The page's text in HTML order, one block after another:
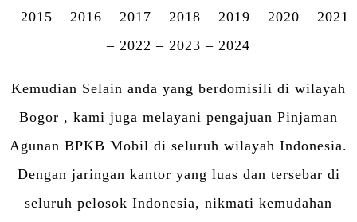
– 2015 – 2016 – 2017 – 2018 – 2019 – 2020 – 2021
– 2022 – 2023 – 2024
Kemudian Selain anda yang berdomisili di wilayah
Bogor , kami juga melayani pengajuan Pinjaman
Agunan BPKB Mobil di seluruh wilayah Indonesia.
Dengan jaringan kantor yang luas dan tersebar di
seluruh pelosok Indonesia, nikmati kemudahan